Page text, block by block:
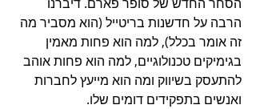
הרבה על חדשנות בריטייל (הוא מסביר מה
זה אומר בכלל), למה הוא פחות מאמין
בגימיקים טכנולוגיים, למה הוא פחות אוהב
להתעסק בשיווק ומה הוא מייעץ לחברות
ואנשים בתפקידים דומים שלו.